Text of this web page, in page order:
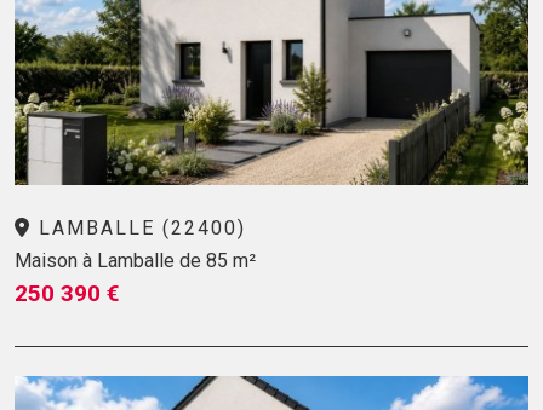
LAMBALLE (22400)
Maison à Lamballe de 85 m²
250 390 €